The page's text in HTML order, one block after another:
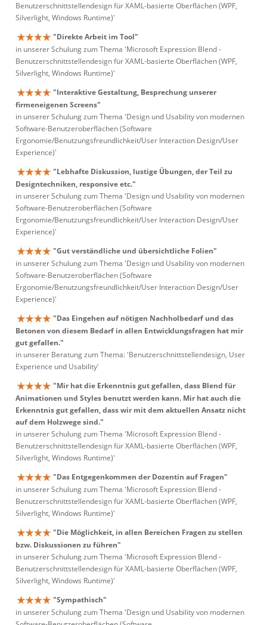
Benutzerschnittstellendesign für XAML-basierte Oberflächen (WPF,
Silverlight, Windows Runtime)'
"Direkte Arbeit im Tool"
in unserer Schulung zum Thema 'Microsoft Expression Blend -
Benutzerschnittstellendesign für XAML-basierte Oberflächen (WPF,
Silverlight, Windows Runtime)'
"Interaktive Gestaltung, Besprechung unserer
firmeneigenen Screens"
in unserer Schulung zum Thema 'Design und Usability von modernen
Software-Benutzeroberflächen (Software
Ergonomie/Benutzungsfreundlichkeit/User Interaction Design/User
Experience)'
"Lebhafte Diskussion, lustige Übungen, der Teil zu
Designtechniken, responsive etc."
in unserer Schulung zum Thema 'Design und Usability von modernen
Software-Benutzeroberflächen (Software
Ergonomie/Benutzungsfreundlichkeit/User Interaction Design/User
Experience)'
"Gut verständliche und übersichtliche Folien"
in unserer Schulung zum Thema 'Design und Usability von modernen
Software-Benutzeroberflächen (Software
Ergonomie/Benutzungsfreundlichkeit/User Interaction Design/User
Experience)'
"Das Eingehen auf nötigen Nachholbedarf und das
Betonen von diesem Bedarf in allen Entwicklungsfragen hat mir
gut gefallen."
in unserer Beratung zum Thema: 'Benutzerschnittstellendesign, User
Experience und Usability'
"Mir hat die Erkenntnis gut gefallen, dass Blend für
Animationen und Styles benutzt werden kann. Mir hat auch die
Erkenntnis gut gefallen, dass wir mit dem aktuellen Ansatz nicht
auf dem Holzwege sind."
in unserer Schulung zum Thema 'Microsoft Expression Blend -
Benutzerschnittstellendesign für XAML-basierte Oberflächen (WPF,
Silverlight, Windows Runtime)'
"Das Entgegenkommen der Dozentin auf Fragen"
in unserer Schulung zum Thema 'Microsoft Expression Blend -
Benutzerschnittstellendesign für XAML-basierte Oberflächen (WPF,
Silverlight, Windows Runtime)'
"Die Möglichkeit, in allen Bereichen Fragen zu stellen
bzw. Diskussionen zu führen"
in unserer Schulung zum Thema 'Microsoft Expression Blend -
Benutzerschnittstellendesign für XAML-basierte Oberflächen (WPF,
Silverlight, Windows Runtime)'
"Sympathisch"
in unserer Schulung zum Thema 'Design und Usability von modernen